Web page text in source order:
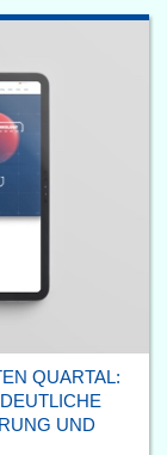
QUARTAL:
UND